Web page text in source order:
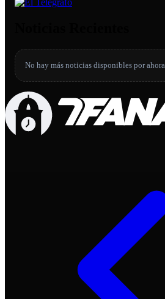
No hay más noticias disponibles por ahora.